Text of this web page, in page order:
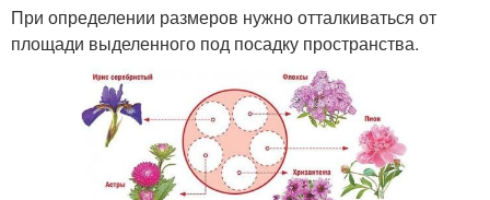
При определении размеров нужно отталкиваться от
площади выделенного под посадку пространства.